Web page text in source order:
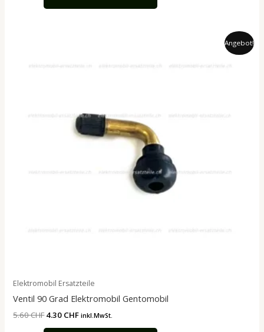
Angebot!
Elektromobil Ersatzteile
Ventil 90 Grad Elektromobil Gentomobil
5.60CHF
5.60 CHF
4.30 CHF
4.30 CHF.
inkl.MwSt.